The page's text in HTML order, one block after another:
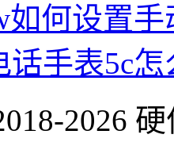
如何设置
话手表5c
2026